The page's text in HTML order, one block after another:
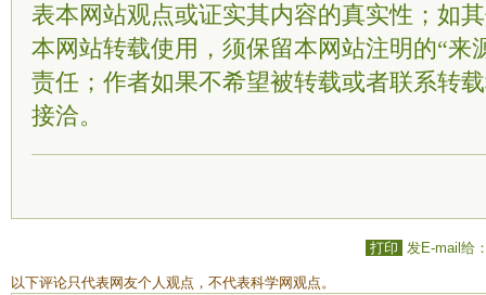
表本网站观点或证实其内容的真实性；如
本网站转载使用，须保留本网站注明的“来
责任；作者如果不希望被转载或者联系转
接洽。
打印 发E-mail给
以下评论只代表网友个人观点，不代表科学网观点。